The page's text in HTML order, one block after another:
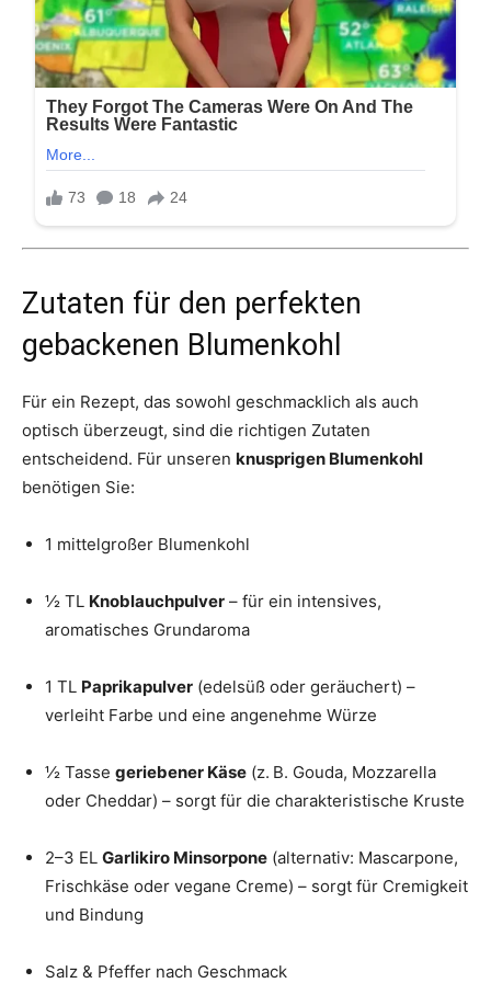
Zutaten für den perfekten
gebackenen Blumenkohl
Für ein Rezept, das sowohl geschmacklich als auch
optisch überzeugt, sind die richtigen Zutaten
entscheidend. Für unseren knusprigen Blumenkohl
benötigen Sie:
1 mittelgroßer Blumenkohl
½ TL Knoblauchpulver – für ein intensives,
aromatisches Grundaroma
1 TL Paprikapulver (edelsüß oder geräuchert) –
verleiht Farbe und eine angenehme Würze
½ Tasse geriebener Käse (z. B. Gouda, Mozzarella
oder Cheddar) – sorgt für die charakteristische Kruste
2–3 EL Garlikiro Minsorpone (alternativ: Mascarpone,
Frischkäse oder vegane Creme) – sorgt für Cremigkeit
und Bindung
Salz & Pfeffer nach Geschmack